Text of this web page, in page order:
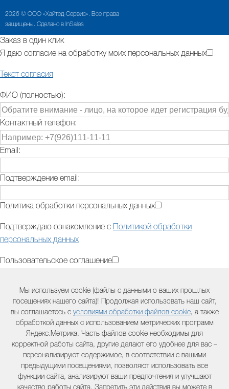
2026 © ООО «Хайтед-Сервис». Все права
защищены. Сделано в InSales
Мы используем cookie (файлы с данными о ваших прошлых
посещениях нашего сайта)! Продолжая использовать наш сайт,
вы соглашаетесь с условиями обработки файлов cookie, а также
обработкой данных с использованием метрических программ
Яндекс.Метрика. Часть файлов cookie необходимы для
корректной работы сайта, другие делают его удобнее для вас –
персонализируют содержимое, в соответствии с вашими
предыдущими посещениями, позволяют использовать все
функции сайта, анализируют ваши предпочтения и улучшают
Заказ в один клик
Я даю согласие на обработку моих персональных данных
Текст согласия
ФИО (полностью):
Контактный телефон:
Email:
Подтверждение email:
Политика обработки персональных данных
Подтверждаю ознакомление с
Политикой обработки
персональных данных
Пользовательское соглашение
соглашением
Дополнительная информация (модель оборудования,
двигателя, серийный номер и другая полезная информация) :
Контактный телефон: